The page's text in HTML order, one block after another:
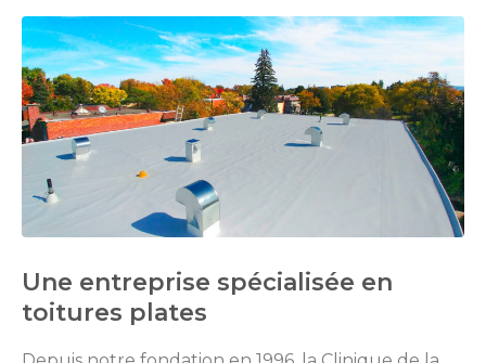
Une entreprise spécialisée en
toitures plates